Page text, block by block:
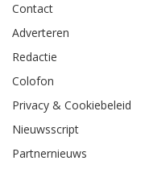
Contact
Adverteren
Redactie
Colofon
Privacy & Cookiebeleid
Nieuwsscript
Partnernieuws